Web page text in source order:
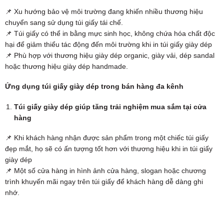
📌 Xu hướng bảo vệ môi trường đang khiến nhiều thương hiệu
chuyển sang sử dụng túi giấy tái chế.
📌 Túi giấy có thể in bằng mực sinh học, không chứa hóa chất độc
hại để giảm thiểu tác động đến môi trường khi in túi giấy giày dép
📌 Phù hợp với thương hiệu giày dép organic, giày vải, dép sandal
hoặc thương hiệu giày dép handmade.
Ứng dụng túi giấy giày dép trong bán hàng đa kênh
Túi giấy giày dép giúp tăng trải nghiệm mua sắm tại cửa
hàng
📌 Khi khách hàng nhận được sản phẩm trong một chiếc túi giấy
đẹp mắt, họ sẽ có ấn tượng tốt hơn với thương hiệu khi in túi giấy
giày dép
📌 Một số cửa hàng in hình ảnh cửa hàng, slogan hoặc chương
trình khuyến mãi ngay trên túi giấy để khách hàng dễ dàng ghi
nhớ.